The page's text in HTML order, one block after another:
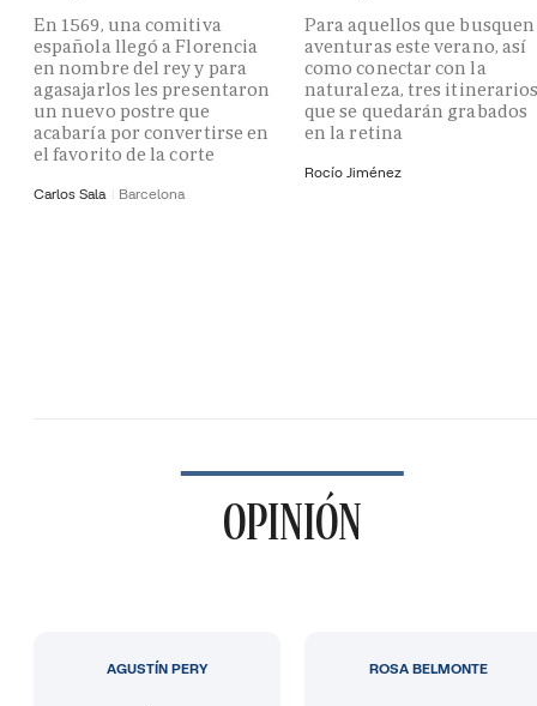
En 1569, una comitiva
española llegó a Florencia
en nombre del rey y para
agasajarlos les presentaron
un nuevo postre que
acabaría por convertirse en
el favorito de la corte
Carlos Sala Barcelona
Para aquellos que busquen
aventuras este verano, así
como conectar con la
naturaleza, tres
que se quedarán grabados
en la retina
Rocío Jiménez
OPINIÓN
AGUSTÍN PERY ROSA BELMONTE